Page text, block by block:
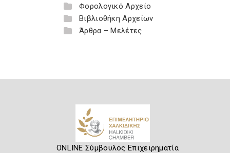
Φορολογικό Αρχείο
Βιβλιοθήκη Αρχείων
Άρθρα – Μελέτες
ONLINE Σύμβουλος Επιχειρηματία